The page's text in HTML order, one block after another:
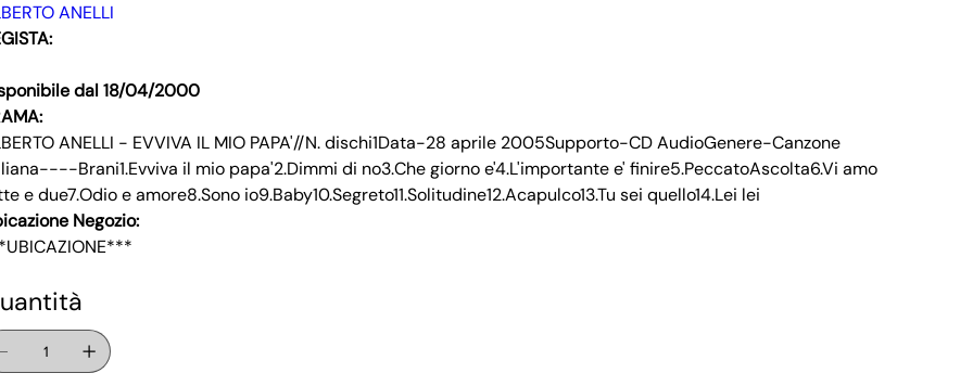
ANELLI
dal 18/04/2000
ANELLI - EVVIVA IL MIO PAPA'//N. dischi1Data-28 aprile 2005Supporto-CD AudioGenere-Canzone
Brani1.Evviva il mio papa'2.Dimmi di no3.Che giorno e'4.L'importante e' finire5.PeccatoAscolta6.Vi amo
e due7.Odio e amore8.Sono io9.Baby10.Segreto11.Solitudine12.Acapulco13.Tu sei quello14.Lei lei
Negozio: